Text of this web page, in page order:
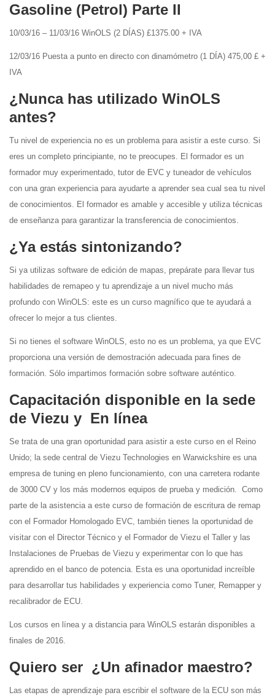
Gasoline (Petrol) Parte II
10/03/16 – 11/03/16 WinOLS (2 DÍAS) £1375.00 + IVA
12/03/16 Puesta a punto en directo con dinamómetro (1 DÍA) 475,00 £ +
IVA
¿Nunca has utilizado WinOLS
antes?
Tu nivel de experiencia no es un problema para asistir a este curso. Si
eres un completo principiante, no te preocupes. El formador es un
formador muy experimentado, tutor de EVC y tuneador de vehículos
con una gran experiencia para ayudarte a aprender sea cual sea tu nivel
de conocimientos. El formador es amable y accesible y utiliza técnicas
de enseñanza para garantizar la transferencia de conocimientos.
¿Ya estás sintonizando?
Si ya utilizas software de edición de mapas, prepárate para llevar tus
habilidades de remapeo y tu aprendizaje a un nivel mucho más
profundo con WinOLS: este es un curso magnífico que te ayudará a
ofrecer lo mejor a tus clientes.
Si no tienes el software WinOLS, esto no es un problema, ya que EVC
proporciona una versión de demostración adecuada para fines de
formación. Sólo impartimos formación sobre software auténtico.
Capacitación disponible en la sede
de Viezu y En línea
Se trata de una gran oportunidad para asistir a este curso en el Reino
Unido; la sede central de Viezu Technologies en Warwickshire es una
empresa de tuning en pleno funcionamiento, con una carretera rodante
de 3000 CV y los más modernos equipos de prueba y medición. Como
parte de la asistencia a este curso de formación de escritura de remap
con el Formador Homologado EVC, también tienes la oportunidad de
visitar con el Director Técnico y el Formador de Viezu el Taller y las
Instalaciones de Pruebas de Viezu y experimentar con lo que has
aprendido en el banco de potencia. Esta es una oportunidad increíble
para desarrollar tus habilidades y experiencia como Tuner, Remapper y
recalibrador de ECU.
Los cursos en línea y a distancia para WinOLS estarán disponibles a
finales de 2016.
Quiero ser ¿Un afinador maestro?
Las etapas de aprendizaje para escribir el software de la ECU son más